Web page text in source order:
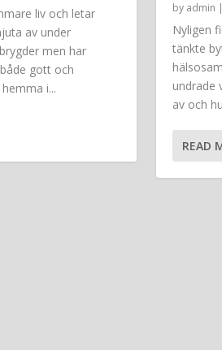
liv och letar
av under
men har
gott och
i...
by admin |
Nyligen
tänkte
undrade
av och
READ